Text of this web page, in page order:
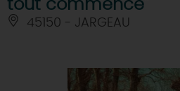
tout commence"
45150 - JARGEAU